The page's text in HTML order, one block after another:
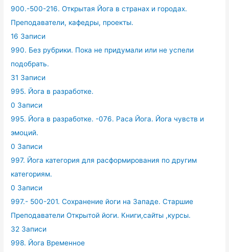
900.-500-216. Открытая Йога в странах и городах.
Преподаватели, кафедры, проекты.
16 Записи
990. Без рубрики. Пока не придумали или не успели
подобрать.
31 Записи
995. Йога в разработке.
0 Записи
995. Йога в разработке. -076. Раса Йога. Йога чувств и
эмоций.
0 Записи
997. Йога категория для расформирования по другим
категориям.
0 Записи
997.- 500-201. Сохранение йоги на Западе. Старшие
Преподаватели Открытой йоги. Книги,сайты ,курсы.
32 Записи
998. Йога Временное